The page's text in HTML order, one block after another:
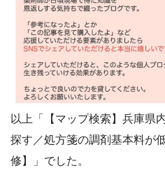
以上「【マップ検索】兵庫県
探す／処方箋の調剤基本料が
修】」でした。